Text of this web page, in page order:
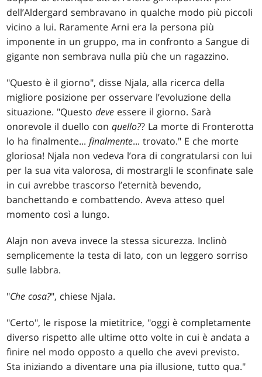
dell’Aldergard sembravano in qualche modo più piccoli
vicino a lui. Raramente Arni era la persona più
imponente in un gruppo, ma in confronto a Sangue di
gigante non sembrava nulla più che un ragazzino.
"Questo è il giorno", disse Njala, alla ricerca della
migliore posizione per osservare l’evoluzione della
situazione. "Questodeve essere il giorno. Sarà
onorevole il duello conquello?? La morte di Fronterotta
lo ha finalmente...finalmente... trovato." E che morte
gloriosa! Njala non vedeva l’ora di congratularsi con lui
per la sua vita valorosa, di mostrargli le sconfinate sale
in cui avrebbe trascorso l’eternità bevendo,
banchettando e combattendo. Aveva atteso quel
momento così a lungo.
Alajn non aveva invece la stessa sicurezza. Inclinò
semplicemente la testa di lato, con un leggero sorriso
sulle labbra.
"Che cosa?", chiese Njala.
"Certo", le rispose la mietitrice, "oggi è completamente
diverso rispetto alle ultime otto volte in cui è andata a
finire nel modo opposto a quello che avevi previsto.
Sta iniziando a diventare una pia illusione, tutto qua."